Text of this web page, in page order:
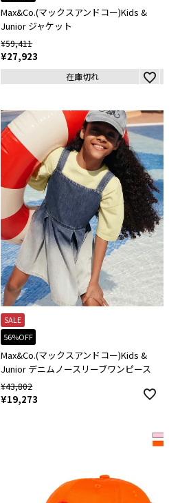
Max&Co.(マックスアンドコー)Kids &
Junior ジャケット
¥59,411
¥27,923
在庫切れ
SALE
56%OFF
Max&Co.(マックスアンドコー)Kids &
Junior デニムノースリーブワンピース
¥43,802
¥19,273